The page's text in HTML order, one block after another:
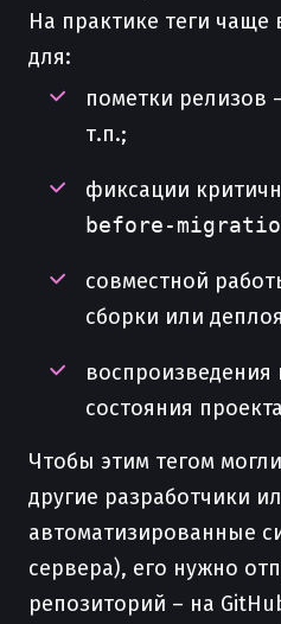
На практике теги чаще
для:
пометки релизов
т.п.;
фиксации
before-
совместной
сборки или
воспроизведения
состояния
Чтобы этим тегом
другие разработчики
автоматизированные
сервера), его нужно
репозиторий – на